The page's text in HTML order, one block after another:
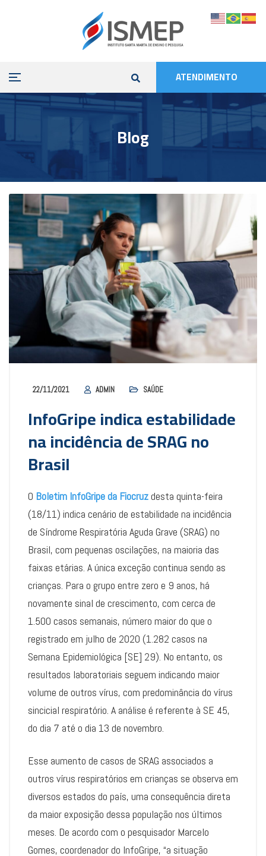
ATENDIMENTO
Blog
22/11/2021 ADMIN SAÚDE
InfoGripe indica estabilidade
na incidência de SRAG no
Brasil
O Boletim InfoGripe da Fiocruzdesta quinta-feira
(18/11) indica cenário de estabilidade na incidência
de Síndrome Respiratória Aguda Grave (SRAG) no
Brasil, com pequenas oscilações, na maioria das
faixas etárias. A única exceção continua sendo as
crianças. Para o grupo entre zero e 9 anos, há
novamente sinal de crescimento, com cerca de
1.500 casos semanais, número maior do que o
registrado em julho de 2020 (1.282 casos na
Semana Epidemiológica [SE] 29). No entanto, os
resultados laboratoriais seguem indicando maior
volume de outros vírus, com predominância do vírus
sincicial respiratório. A análise é referente à SE 45,
do dia 7 até o dia 13 de novembro.
Esse aumento de casos de SRAG associados a
outros vírus respiratórios em crianças se observa em
diversos estados do país, uma consequência direta
da maior exposição dessa população nos últimos
meses. De acordo com o pesquisador Marcelo
Gomes, coordenador do InfoGripe, “a situação